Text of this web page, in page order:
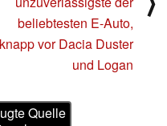
beliebtesten E-Auto,
knapp vor Dacia Duster
und Logan
Quelle